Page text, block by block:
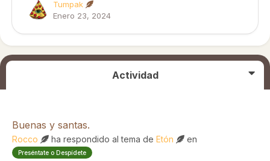
Tumpak
Enero 23, 2024
Actividad
Buenas y santas.
Rocco ha respondido al tema de Etón en
Preséntate o Despídete